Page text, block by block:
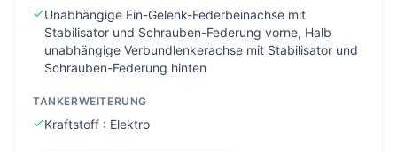
Unabhängige Ein-Gelenk-Federbeinachse mit
Stabilisator und Schrauben-Federung vorne, Halb
unabhängige Verbundlenkerachse mit Stabilisator und
Schrauben-Federung hinten
TANKERWEITERUNG
Kraftstoff : Elektro